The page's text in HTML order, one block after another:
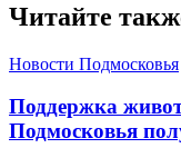
Читайте
Новости Подмосковья
Поддержка
Подмосковья